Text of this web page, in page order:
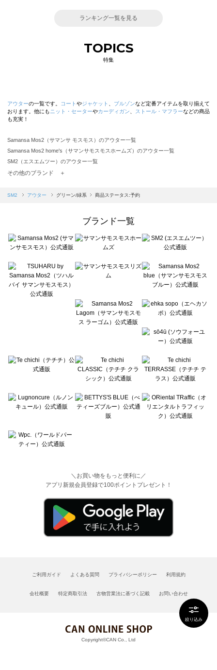
絞り込み
ランキング一覧を見る
TOPICS
特集
アウターの一覧です。 コート やジャケット ブルゾンなど定番アイテムを取り揃えて
おります。他にも ニット・セーターやカーディガン ストール・マフラーなどの商品
も充実！
Samansa Mos2（サマンサ モスモス）のアウター一覧
Samansa Mos2 home's（サマンサモスモスホームズ）のアウター一覧
SM2（エスエムツー）のアウター一覧
TSUHARU by Samansa Mos2（ツハルバイサマンサモスモス）のアウター一覧
Samansa Mos2 blue（サマンサモスモス ブルー）のアウター一覧
sō4ū（ソウフォーユー）のアウター一覧
Te chichi（テチチ）のアウター一覧
Te chichi CLASSIC（テチチ クラシック）のアウター一覧
Lugnoncure（ルノンキュール）のアウター一覧
BETTY'S BLUE（べティーズブルー）のアウター一覧
Wpc.（ワールドパーティー）のアウター一覧
その他のブランド ＋
SM2 アウター グリーン/緑系 商品ステータス:予約
ブランド一覧
＼お買い物をもっと便利に／
アプリ新規会員登録で100ポイントプレゼント！
ご利用ガイド よくある質問 プライバシーポリシー 利用規約
会社概要 特定商取引法 古物営業法に基づく記載 お問い合わせ
Copyright©CAN Co., Ltd